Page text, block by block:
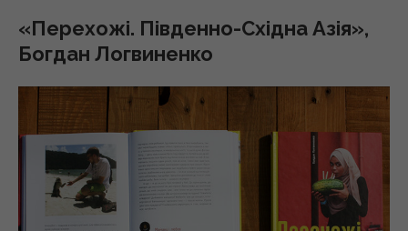
«Перехожі. Південно-Східна Азія»,
Богдан Логвиненко